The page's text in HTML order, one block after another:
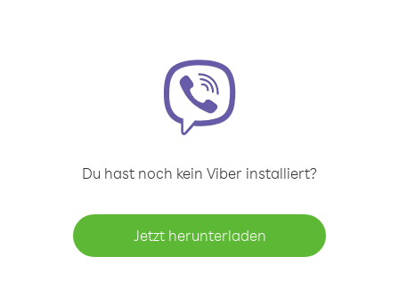
Du hast noch kein Viber installiert?
Jetzt herunterladen